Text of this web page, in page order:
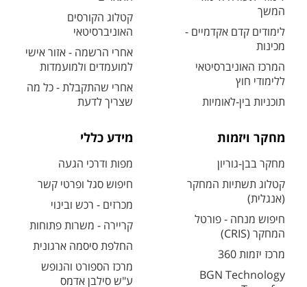
המשך
לימודים קדם אקדמיים -
מכינות
המרכז האוניברסיטאי
ללימודי חוץ
תוכניות בין-לאומיות
קטלוג הקורסים
האוניברסיטאי
אחרי הרשמה - אזור אישי
למועמדים ולמועמדות
אחרי שהתקבלת - כל מה
שצריך לדעת
מחקר ויזמות
מחקר בבן-גוריון
קטלוג תשתיות המחקר
(אנגלית)
חיפוש מנחה - פורטל
המחקר (CRIS)
מרכז יזמות 360
BGN Technology
מידע כללי
מפות ודרכי הגעה
חיפוש סגל ופרטי קשר
מכרזים - רכש ובינוי
קריירה - משרות פתוחות
החלפת סיסמה ארגונית
מרכז הספורט והנופש
ע"ש סילבן אדמס